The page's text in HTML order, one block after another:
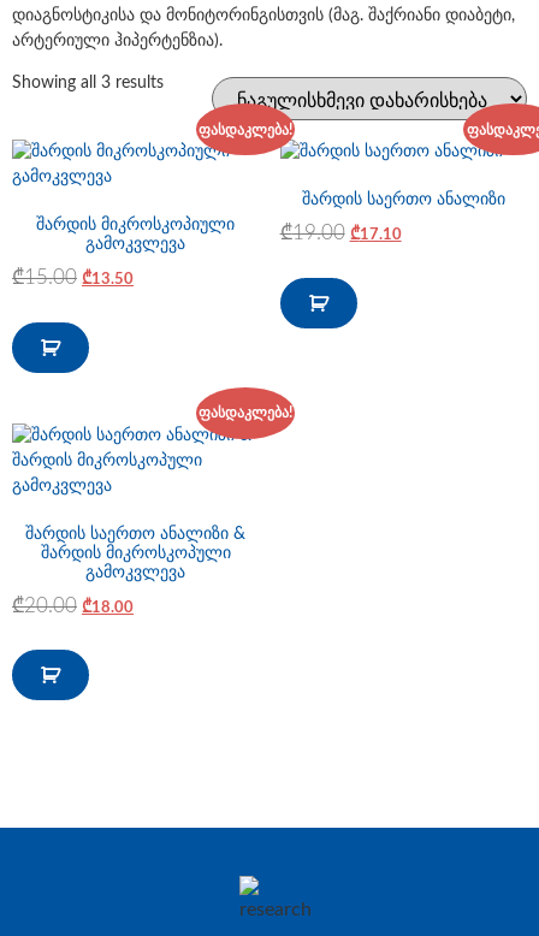
დიაგნოსტიკისა და მონიტორინგისთვის (მაგ. შაქრიანი დიაბეტი,
არტერიული ჰიპერტენზია).
Showing all 3 results
ფასდაკლება!
შარდის მიკროსკოპიული
გამოკვლევა
₾15.00 ₾13.50
შარდის საერთო ანალიზი
₾19.00 ₾17.10
ფასდაკლება!
შარდის საერთო ანალიზი &
შარდის მიკროსკოპული
გამოკვლევა
₾20.00 ₾18.00